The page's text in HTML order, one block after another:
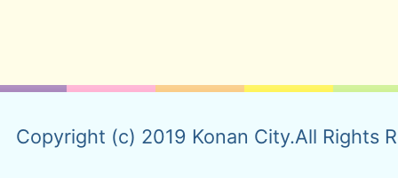
Copyright (c) 2019 Konan City.All Rights